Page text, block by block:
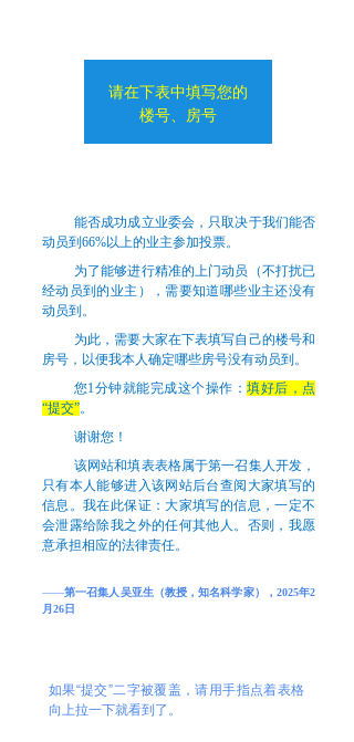
请在下表中填写您的
楼号、房号
能否成功成立业委会，只取决于我们能否
动员到66%以上的业主参加投票。
为了能够进行精准的上门动员（不打扰已
经动员到的业主），需要知道哪些业主还没有
动员到。
为此，需要大家在下表填写自己的楼号和
房号，以便我本人确定哪些房号没有动员到。
您1分钟就能完成这个操作：填好后，点
“提交”。
谢谢您！
该网站和填表表格属于第一召集人开发，
只有本人能够进入该网站后台查阅大家填写的
信息。我在此保证：大家填写的信息，一定不
会泄露给除我之外的任何其他人。否则，我愿
意承担相应的法律责任。
——第一召集人吴亚生（教授，知名科学家）， 2025年2
月26日
如果“提交”二字被覆盖，请用手指点着表格
向上拉一下就看到了。